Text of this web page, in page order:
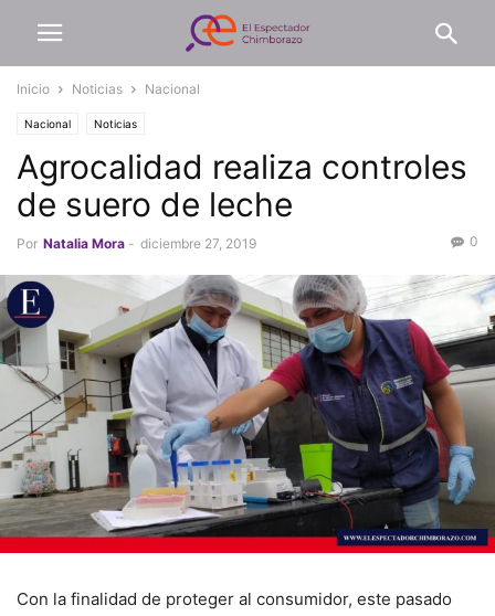
Inicio Noticias Nacional
Nacional Noticias
Agrocalidad realiza controles
de suero de leche
Por Natalia Mora - diciembre 27, 2019 0
Con la finalidad de proteger al consumidor, este pasado